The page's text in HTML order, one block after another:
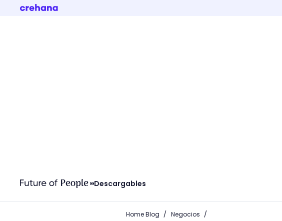
Descargables
Home Blog / Negocios /